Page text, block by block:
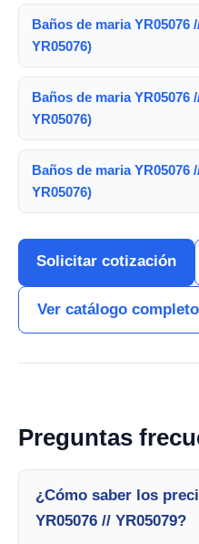
Baños de maria YR05076
YR05076)
Baños de maria YR05076
YR05076)
Baños de maria YR05076
YR05076)
Solicitar cotización
Ver catálogo completo
Preguntas
¿Cómo saber los
YR05076 // YR05079?